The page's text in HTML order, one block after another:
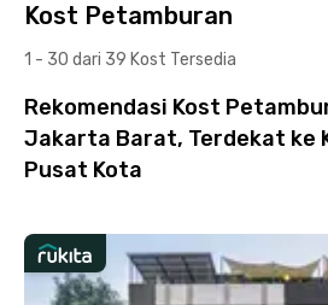
Kost Petamburan
1 - 30 dari 39 Kost Tersedia
Rekomendasi Kost
Jakarta Barat, Terdekat ke
Pusat Kota